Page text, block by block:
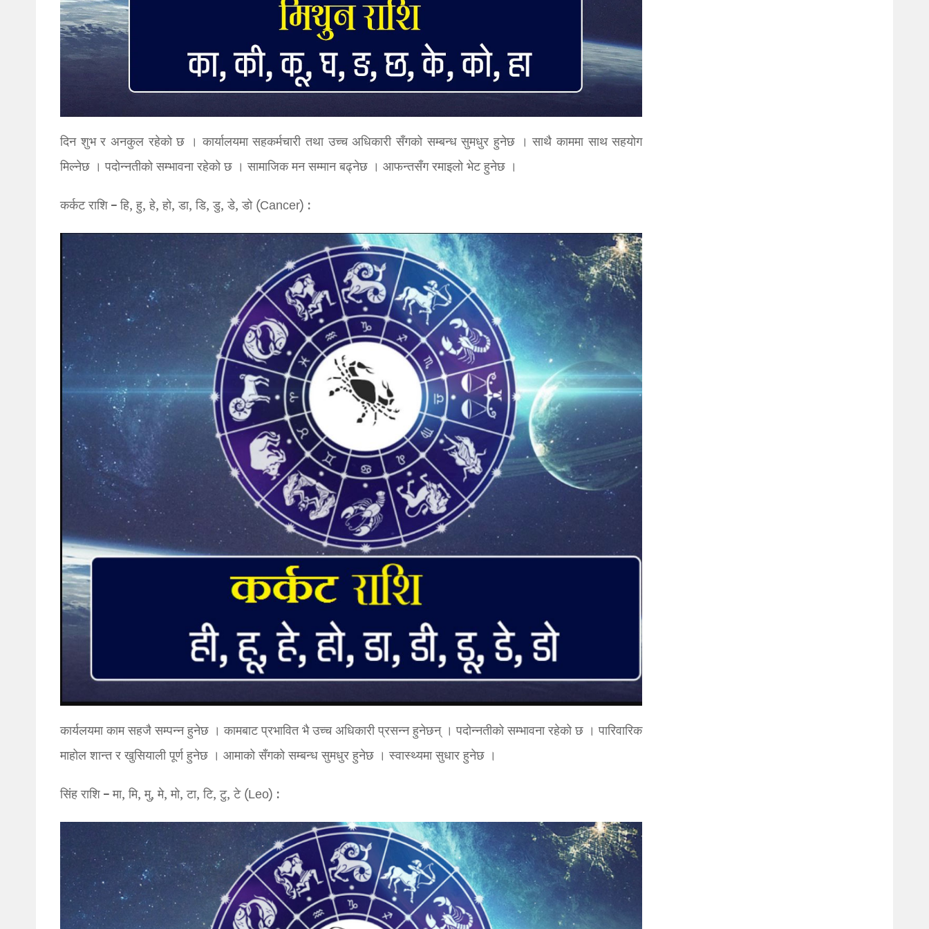
दिन शुभ र अनकुल रहेको छ । कार्यालयमा सहकर्मचारी तथा उच्च अधिकारी सँगको सम्बन्ध सुमधुर हुनेछ । साथै काममा साथ सहयोग
मिल्नेछ । पदोन्नतीको सम्भावना रहेको छ । सामाजिक मन सम्मान बढ्नेछ । आफन्तसँग रमाइलो भेट हुनेछ ।
कर्कट राशि – हि, हु, हे, हो, डा, डि, डु, डे, डो (Cancer) :
कार्यलयमा काम सहजै सम्पन्न हुनेछ । कामबाट प्रभावित भै उच्च अधिकारी प्रसन्न हुनेछन् । पदोन्नतीको सम्भावना रहेको छ । पारिवारिक
माहोल शान्त र खुसियाली पूर्ण हुनेछ । आमाको सँगको सम्बन्ध सुमधुर हुनेछ । स्वास्थ्यमा सुधार हुनेछ ।
सिंह राशि – मा, मि, मु, मे, मो, टा, टि, टु, टे (Leo) :